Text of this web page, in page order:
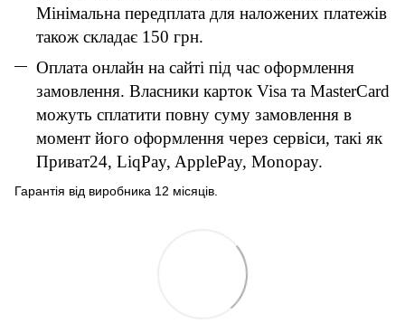
Мінімальна передплата для наложених платежів
також складає 150 грн.
Оплата онлайн на сайті під час оформлення
замовлення. Власники карток Visa та MasterCard
можуть сплатити повну суму замовлення в
момент його оформлення через сервіси, такі як
Приват24, LiqPay, ApplePay, Monopay.
Гарантія від виробника 12 місяців.